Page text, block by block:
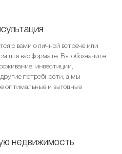
с вами о личной встрече или
для вас формате. Вы обозначите
инвестиции,
потребности, а мы
оптимальные и выгодные
недвижимость